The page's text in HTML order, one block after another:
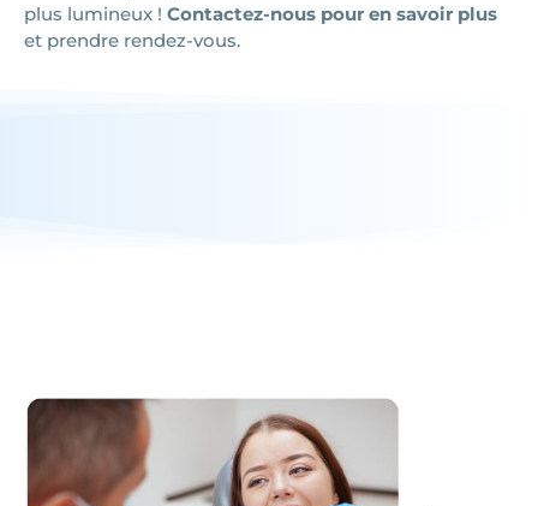
plus lumineux ! Contactez-nous pour en savoir plus
et prendre rendez-vous.